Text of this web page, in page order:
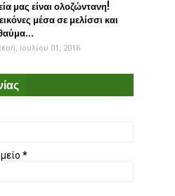
μας είναι ολοζώντανη!
μέσα σε μελίσσι και
Ιουλίου 01, 2016
*